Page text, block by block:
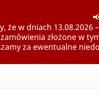
że w dniach 13.08.2026
złożone w
za ewentualne